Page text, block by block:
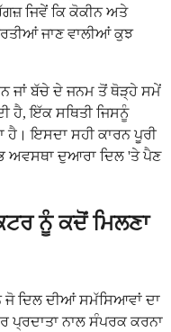
ਜਿਵੇਂ ਕਿ ਕੋਕੀਨ ਅਤੇ
ਜਾਣ ਵਾਲੀਆਂ ਕੁਝ
ਜਾਂ ਬੱਚੇ ਦੇ ਜਨਮ ਤੋਂ ਥੋੜ੍ਹੇ ਸਮੇਂ
ਹੈ, ਇੱਕ ਸਥਿਤੀ ਜਿਸਨੂੰ
ਹੈ। ਇਸਦਾ ਸਹੀ ਕਾਰਨ ਪੂਰੀ
ਅਵਸਥਾ ਦੁਆਰਾ ਦਿਲ 'ਤੇ ਪੈਣ
ਨੂੰ ਕਦੋਂ ਮਿਲਣਾ
ਜੋ ਦਿਲ ਦੀਆਂ ਸਮੱਸਿਆਵਾਂ ਦਾ
ਨਾਲ ਸੰਪਰਕ ਕਰਨਾ